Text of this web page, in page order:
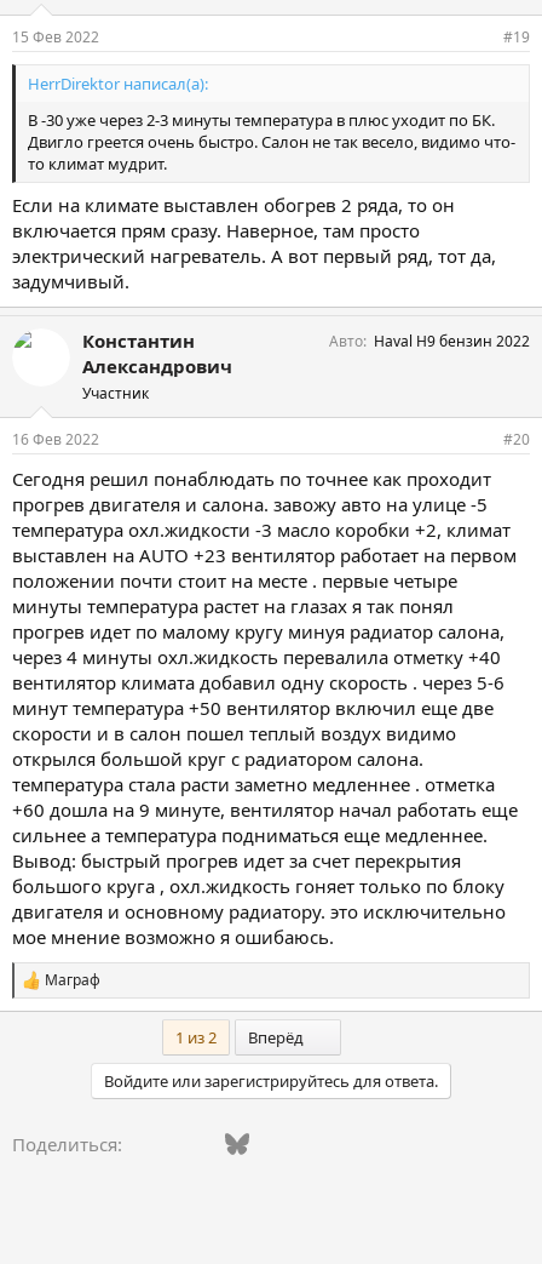
15 Фев 2022 #19
HerrDirektor написал(а):
В -30 уже через 2-3 минуты температура в плюс уходит по БК.
Двигло греется очень быстро. Салон не так весело, видимо что-
то климат мудрит.
Если на климате выставлен обогрев 2 ряда, то он
включается прям сразу. Наверное, там просто
электрический нагреватель. А вот первый ряд, тот да,
задумчивый.
Константин
Александрович
Участник
Авто Haval H9 бензин 2022
16 Фев 2022 #20
Сегодня решил понаблюдать по точнее как проходит
прогрев двигателя и салона. завожу авто на улице -5
температура охл.жидкости -3 масло коробки +2, климат
выставлен на AUTO +23 вентилятор работает на первом
положении почти стоит на месте . первые четыре
минуты температура растет на глазах я так понял
прогрев идет по малому кругу минуя радиатор салона,
через 4 минуты охл.жидкость перевалила отметку +40
вентилятор климата добавил одну скорость . через 5-6
минут температура +50 вентилятор включил еще две
скорости и в салон пошел теплый воздух видимо
открылся большой круг с радиатором салона.
температура стала расти заметно медленнее . отметка
+60 дошла на 9 минуте, вентилятор начал работать еще
сильнее а температура подниматься еще медленнее.
Вывод: быстрый прогрев идет за счет перекрытия
большого круга , охл.жидкость гоняет только по блоку
двигателя и основному радиатору. это исключительно
мое мнение возможно я ошибаюсь.
С
и
:
Маграф
1 из 2 Вперёд
Войдите или зарегистрируйтесь для ответа.
Поделиться: Vkontakte
FacebookBluesky